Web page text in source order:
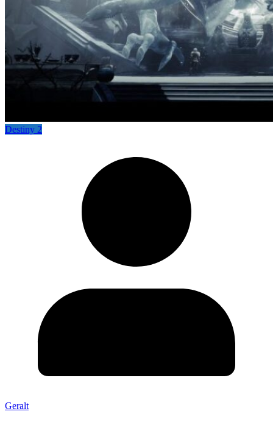
Destiny 2
Geralt